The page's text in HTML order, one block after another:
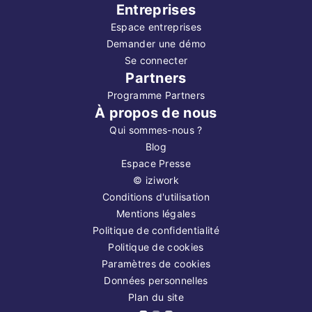
Entreprises
Espace entreprises
Demander une démo
Se connecter
Partners
Programme Partners
À propos de nous
Qui sommes-nous ?
Blog
Espace Presse
© iziwork
Conditions d'utilisation
Mentions légales
Politique de confidentialité
Politique de cookies
Paramètres de cookies
Données personnelles
Plan du site